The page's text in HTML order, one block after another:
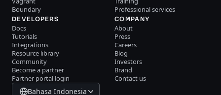
Boundary
Professional services
DEVELOPERS
Docs
Tutorials
Integrations
Resource library
Community
Become a partner
Partner portal login
COMPANY
About
Press
Careers
Blog
Investors
Brand
Contact us
Bahasa Indonesia